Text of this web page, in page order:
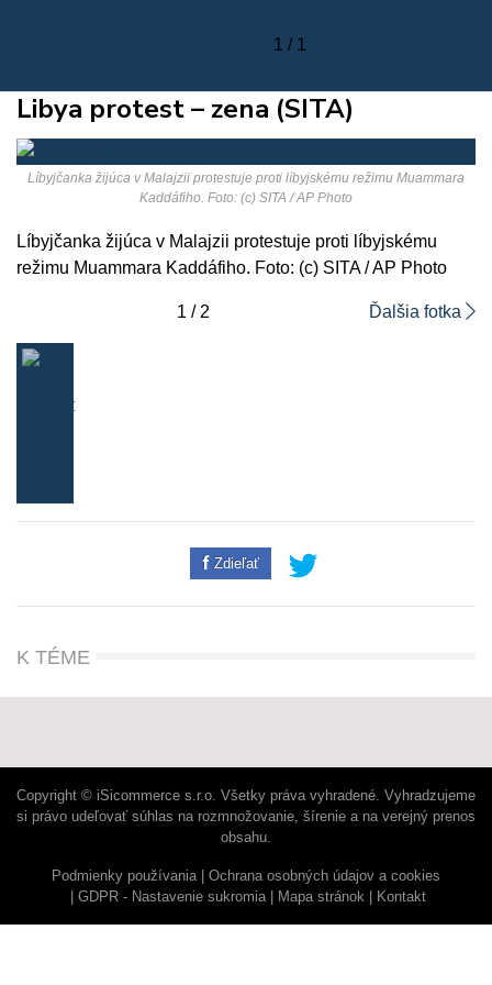
1 / 1
Libya protest – zena (SITA)
Líbyjčanka žijúca v Malajzii protestuje proti líbyjskému režimu Muammara
Kaddáfiho. Foto: (c) SITA / AP Photo
Líbyjčanka žijúca v Malajzii protestuje proti líbyjskému
režimu Muammara Kaddáfiho. Foto: (c) SITA / AP Photo
1 / 2 Ďalšia fotka
Zdieľať
K TÉME
Copyright © iSicommerce s.r.o. Všetky práva vyhradené. Vyhradzujeme
si právo udeľovať súhlas na rozmnožovanie, šírenie a na verejný prenos
obsahu.
Podmienky používania
Ochrana osobných údajov a cookies
GDPR - Nastavenie sukromia
Mapa stránok Kontakt